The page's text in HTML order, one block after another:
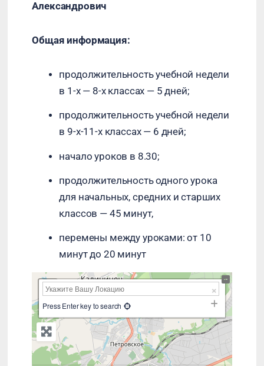
Александрович
Общая информация:
продолжительность учебной недели
в 1-х — 8-х классах — 5 дней;
продолжительность учебной недели
в 9-х-11-х классах — 6 дней;
начало уроков в 8.30;
продолжительность одного урока
для начальных, средних и старших
классов — 45 минут,
перемены между уроками: от 10
минут до 20 минут
+
−
Press Enter key to search